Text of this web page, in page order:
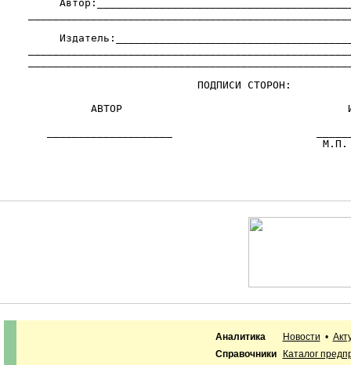
Аналитика Новости •
Справочники
Каталог